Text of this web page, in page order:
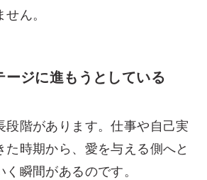
ん。
ージに進もうとしている
段階があります。仕事や自己実
た時期から、愛を与える側へと
瞬間があるのです。